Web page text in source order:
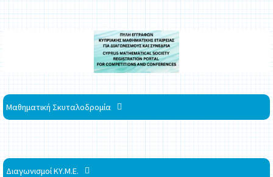
Μαθηματική Σκυταλοδρομία
Διαγωνισμοί ΚΥ.Μ.Ε.